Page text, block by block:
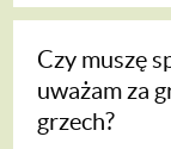
Czy muszę
uważam za
grzech?